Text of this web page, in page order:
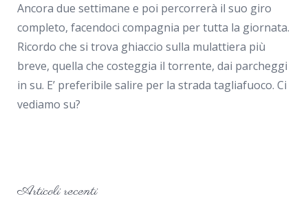
Ancora due settimane e poi percorrerà il suo giro
completo, facendoci compagnia per tutta la giornata.
Ricordo che si trova ghiaccio sulla mulattiera più
breve, quella che costeggia il torrente, dai parcheggi
in su. E’ preferibile salire per la strada tagliafuoco. Ci
vediamo su?
Articoli recenti